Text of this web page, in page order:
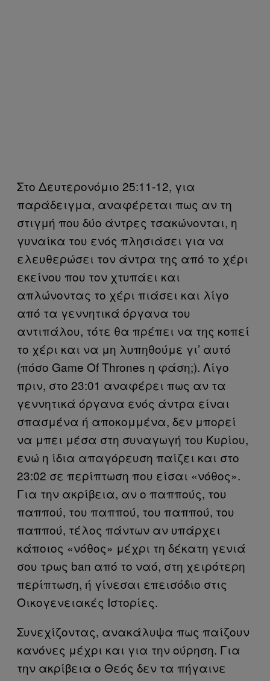
Στο Δευτερονόμιο 25:11-12, για
παράδειγμα, αναφέρεται πως αν τη
στιγμή που δύο άντρες τσακώνονται, η
γυναίκα του ενός πλησιάσει για να
ελευθερώσει τον άντρα της από το χέρι
εκείνου που τον χτυπάει και
απλώνοντας το χέρι πιάσει και λίγο
από τα γεννητικά όργανα του
αντιπάλου, τότε θα πρέπει να της κοπεί
το χέρι και να μη λυπηθούμε γι’ αυτό
(πόσο Game Of Thrones η φάση;). Λίγο
πριν, στο 23:01 αναφέρει πως αν τα
γεννητικά όργανα ενός άντρα είναι
σπασμένα ή αποκομμένα, δεν μπορεί
να μπει μέσα στη συναγωγή του Κυρίου,
ενώ η ίδια απαγόρευση παίζει και στο
23:02 σε περίπτωση που είσαι «νόθος».
Για την ακρίβεια, αν ο παππούς, του
παππού, του παππού, του παππού, του
παππού, τέλος πάντων αν υπάρχει
κάποιος «νόθος» μέχρι τη δέκατη γενιά
σου τρως ban από το ναό, στη χειρότερη
περίπτωση, ή γίνεσαι επεισόδιο στις
Οικογενειακές Ιστορίες.
Συνεχίζοντας, ανακάλυψα πως παίζουν
κανόνες μέχρι και για την ούρηση. Για
την ακρίβεια ο Θεός δεν τα πήγαινε